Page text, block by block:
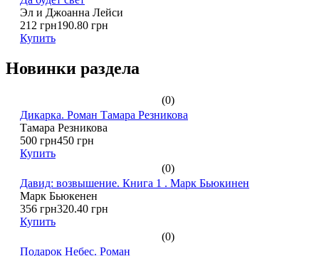
Эл и Джоанна Лейси
212 грн190.80 грн
Купить
Новинки раздела
(0)
Дикарка. Роман Тамара Резникова
Тамара Резникова
500 грн450 грн
Купить
(0)
Давид: возвышение. Книга 1 . Марк Бьюкинен
Марк Бьюкенен
356 грн320.40 грн
Купить
(0)
Подарок Небес. Роман